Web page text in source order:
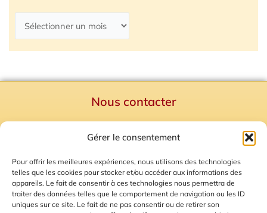
Gérer le consentement
Pour offrir les meilleures expériences, nous utilisons des technologies
telles que les cookies pour stocker et/ou accéder aux informations des
appareils. Le fait de consentir à ces technologies nous permettra de
traiter des données telles que le comportement de navigation ou les ID
uniques sur ce site. Le fait de ne pas consentir ou de retirer son
Nous contacter
Mentions Légales
Plan du site
Gestion des Cookies